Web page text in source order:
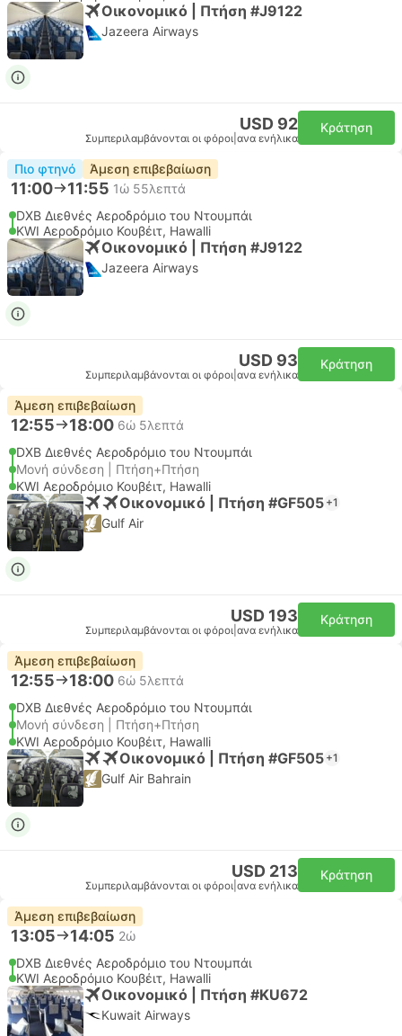
Οικονομικό | Πτήση #J9122
Jazeera Airways
USD 92
Συμπεριλαμβάνονται οι φόροι ανα ενήλικα
Κράτηση
Πιο φτηνό Άμεση επιβεβαίωση
11:00 11:55 1ώ 55λεπτά
DXB Διεθνές Αεροδρόμιο του Ντουμπάι
KWI Αεροδρόμιο Κουβέιτ, Hawalli
Οικονομικό | Πτήση #J9122
Jazeera Airways
USD 93
Συμπεριλαμβάνονται οι φόροι ανα ενήλικα
Κράτηση
Άμεση επιβεβαίωση
12:55 18:00 6ώ 5λεπτά
DXB Διεθνές Αεροδρόμιο του Ντουμπάι
Μονή σύνδεση | Πτήση+Πτήση
KWI Αεροδρόμιο Κουβέιτ, Hawalli
Οικονομικό | Πτήση #GF505 +1
Gulf Air
USD 193
Συμπεριλαμβάνονται οι φόροι ανα ενήλικα
Κράτηση
Άμεση επιβεβαίωση
12:55 18:00 6ώ 5λεπτά
DXB Διεθνές Αεροδρόμιο του Ντουμπάι
Μονή σύνδεση | Πτήση+Πτήση
KWI Αεροδρόμιο Κουβέιτ, Hawalli
Οικονομικό | Πτήση #GF505 +1
Gulf Air Bahrain
USD 213
Συμπεριλαμβάνονται οι φόροι ανα ενήλικα
Κράτηση
Άμεση επιβεβαίωση
13:05 14:05 2ώ
DXB Διεθνές Αεροδρόμιο του Ντουμπάι
KWI Αεροδρόμιο Κουβέιτ, Hawalli
Οικονομικό | Πτήση #KU672
Kuwait Airways